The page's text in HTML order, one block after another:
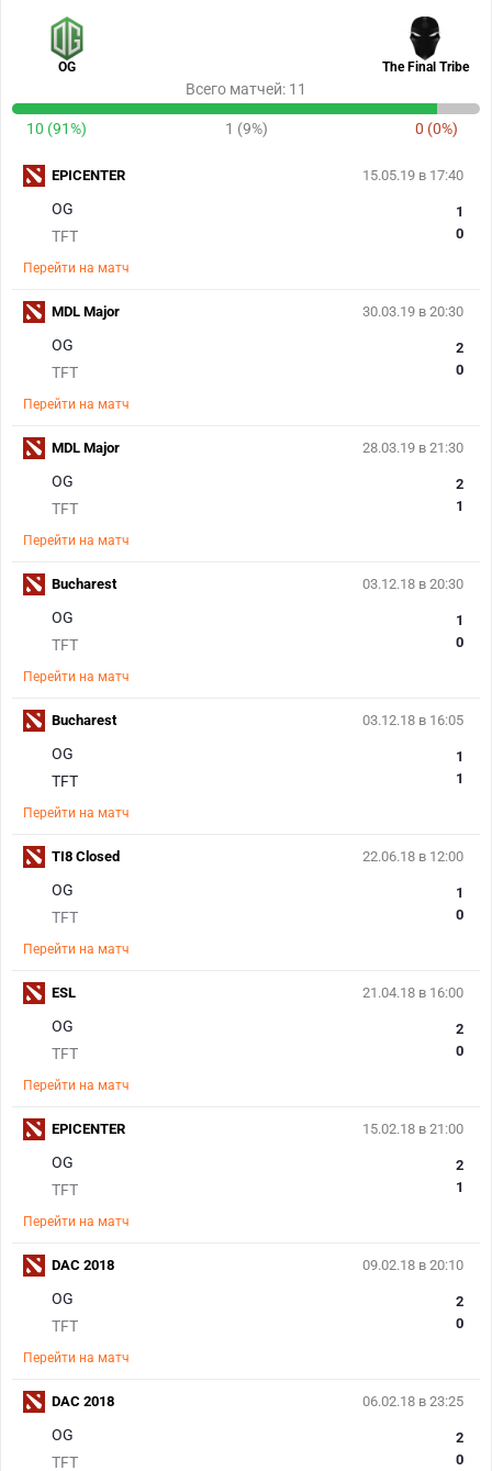
OG The Final Tribe
Всего матчей: 11
10 (91%) 1 (9%) 0 (0%)
15.05.19 в 17:40
OG
TFT
1
0
Перейти на матч
EPICENTER
30.03.19 в 20:30
OG
TFT
2
0
Перейти на матч
MDL Major
28.03.19 в 21:30
OG
TFT
2
1
Перейти на матч
MDL Major
03.12.18 в 20:30
OG
TFT
1
0
Перейти на матч
Bucharest
03.12.18 в 16:05
OG
TFT
1
1
Перейти на матч
Bucharest
22.06.18 в 12:00
OG
TFT
1
0
Перейти на матч
TI8 Closed
21.04.18 в 16:00
OG
TFT
2
0
Перейти на матч
ESL
15.02.18 в 21:00
OG
TFT
2
1
Перейти на матч
EPICENTER
09.02.18 в 20:10
OG
TFT
2
0
Перейти на матч
DAC 2018
06.02.18 в 23:25
OG
TFT
2
0
DAC 2018